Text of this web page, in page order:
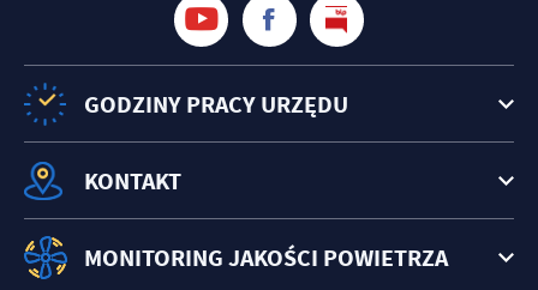
GODZINY PRACY URZĘDU
KONTAKT
MONITORING JAKOŚCI POWIETRZA